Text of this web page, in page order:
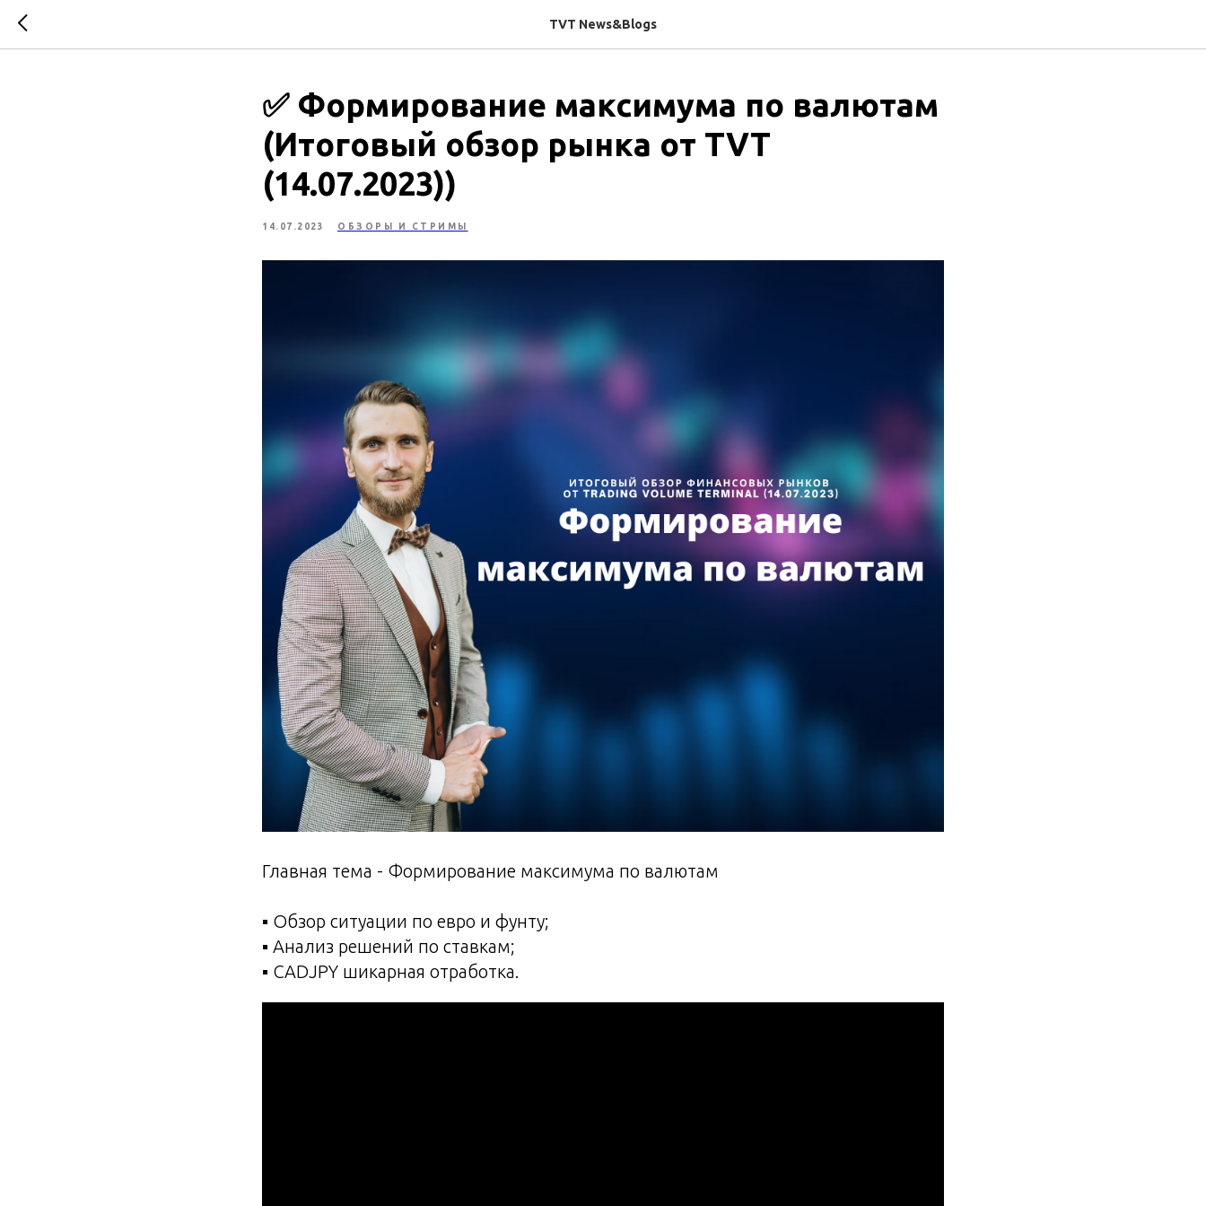
TVT News&Blogs
✅ Формирование максимума по валютам
(Итоговый обзор рынка от TVT
(14.07.2023))
14.07.2023 ОБЗОРЫ И СТРИМЫ
Главная тема - Формирование максимума по валютам
▪️ Обзор ситуации по евро и фунту;
▪️ Анализ решений по ставкам;
▪️ CADJPY шикарная отработка.